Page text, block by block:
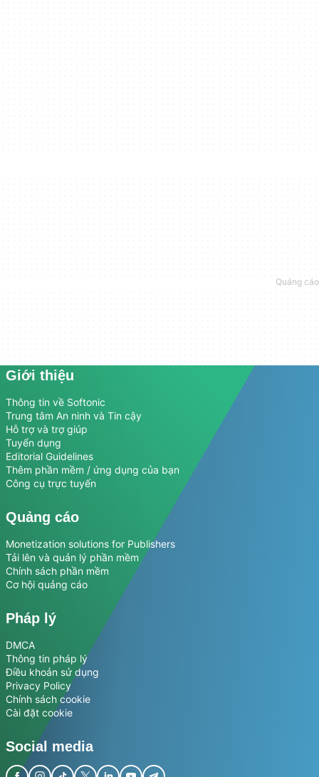
Giới thiệu
Thông tin về Softonic
Trung tâm An ninh và Tin cậy
Hỗ trợ và trợ giúp
Tuyển dụng
Editorial Guidelines
Thêm phần mềm / ứng dụng của bạn
Công cụ trực tuyến
Quảng cáo
Monetization solutions for Publishers
Tải lên và quản lý phần mềm
Chính sách phần mềm
Cơ hội quảng cáo
Pháp lý
DMCA
Thông tin pháp lý
Điều khoản sử dụng
Privacy Policy
Chính sách cookie
Cài đặt cookie
Social media